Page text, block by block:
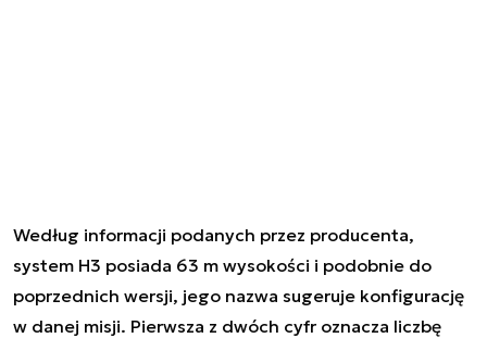
Według informacji podanych przez producenta,
system H3 posiada 63 m wysokości i podobnie do
poprzednich wersji, jego nazwa sugeruje konfigurację
w danej misji. Pierwsza z dwóch cyfr oznacza liczbę